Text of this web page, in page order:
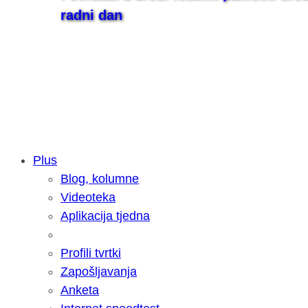
radni dan
Samsung otkrio kako je nastajala
razvoja donijelo tanje i izdržljivije
Plus
Blog, kolumne
Videoteka
Aplikacija tjedna
Profili tvrtki
Zapošljavanja
Anketa